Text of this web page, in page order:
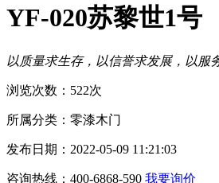
YF-020苏黎世1号
以质量求生存，以信誉求发展，以服
浏览次数：522次
所属分类：零漆木门
发布日期：2022-05-09 11:21:03
咨询热线：400-6868-590 我要询价